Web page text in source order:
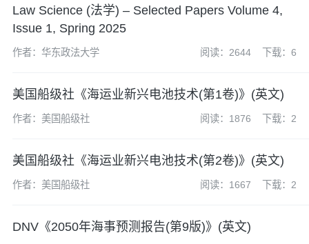
Law Science (法学) – Selected Papers Volume 4,
Issue 1, Spring 2025
作者：华东政法大学 阅读：2644 下载：6
美国船级社《海运业新兴电池技术(第1卷)》(英文)
作者：美国船级社 阅读：1876 下载：2
美国船级社《海运业新兴电池技术(第2卷)》(英文)
作者：美国船级社 阅读：1667 下载：2
DNV《2050年海事预测报告(第9版)》(英文)